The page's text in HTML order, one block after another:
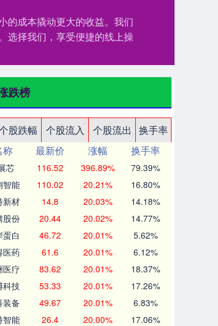
的成本撬动更大的收益。我们
选择我们，享受便捷的线上操
跌榜
股跌幅 个股流入 个股流出
换手率
称 最新价 涨幅
换手率
芯 116.52 396.89% 79.39%
智能 110.02 20.21% 16.80%
新材 14.8 20.03% 14.18%
股份 20.44 20.02% 14.77%
蛋白 46.72 20.01% 5.62%
医药 61.6 20.01% 6.12%
医疗 83.62 20.01% 18.37%
科技 53.33 20.01% 17.26%
装备 49.67 20.01% 6.83%
智能 26.4 20.00% 17.06%